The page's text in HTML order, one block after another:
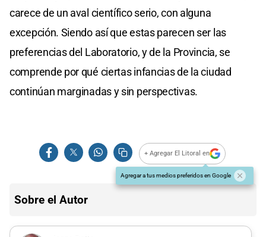
carece de un aval científico serio, con alguna
excepción. Siendo así que estas parecen ser las
preferencias del Laboratorio, y de la Provincia, se
comprende por qué ciertas infancias de la ciudad
continúan marginadas y sin perspectivas.
+ Agregar El Litoral en
Agregar a tus medios preferidos en Google
Sobre el Autor